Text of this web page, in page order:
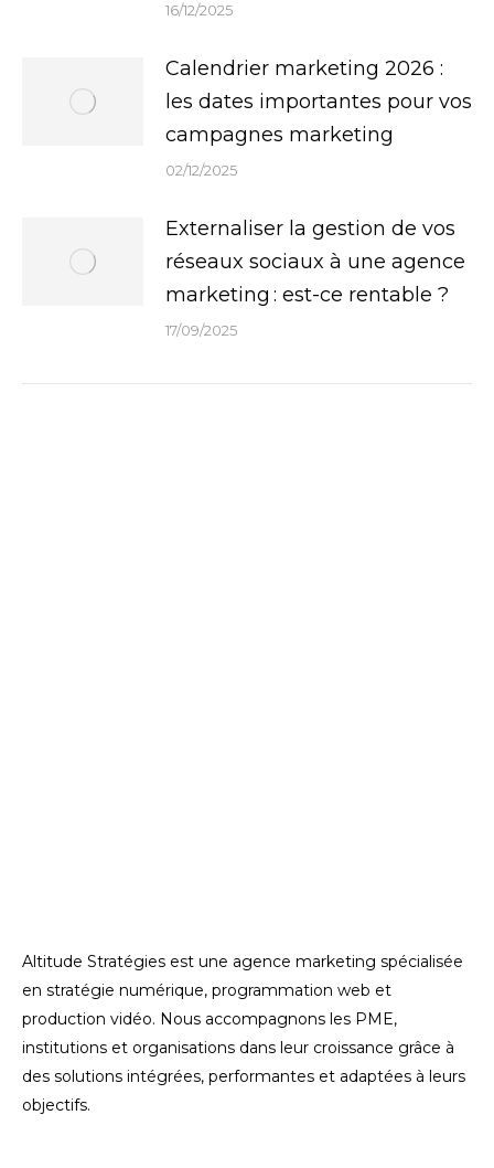
16/12/2025
Calendrier marketing 2026 :
les dates importantes pour vos
campagnes marketing
02/12/2025
Externaliser la gestion de vos
réseaux sociaux à une agence
marketing : est-ce rentable ?
17/09/2025
Altitude Stratégies est une agence marketing spécialisée
en stratégie numérique, programmation web et
production vidéo. Nous accompagnons les PME,
institutions et organisations dans leur croissance grâce à
des solutions intégrées, performantes et adaptées à leurs
objectifs.